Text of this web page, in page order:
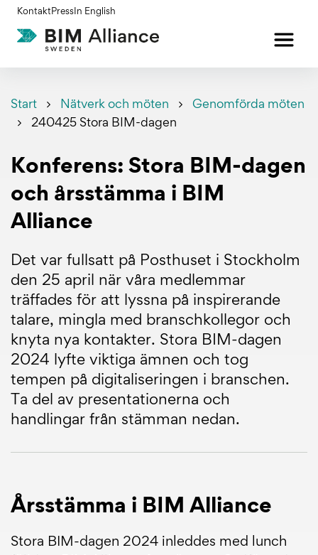
innehållet
Kontakt Press In English
Start Nätverk och möten
Genomförda möten
240425 Stora BIM-dagen
Konferens: Stora BIM-dagen
och årsstämma i BIM
Alliance
Det var fullsatt på Posthuset i Stockholm
den 25 april när våra medlemmar
träffades för att lyssna på inspirerande
talare, mingla med branschkollegor och
knyta nya kontakter. Stora BIM-dagen
2024 lyfte viktiga ämnen och tog
tempen på digitaliseringen i branschen.
Ta del av presentationerna och
handlingar från stämman nedan.
Årsstämma i BIM Alliance
Stora BIM-dagen 2024 inleddes med lunch